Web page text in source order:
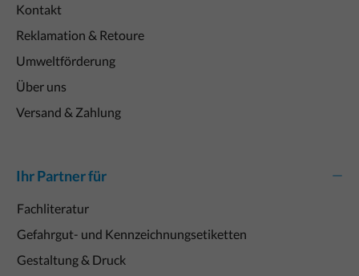
Kontakt
Reklamation & Retoure
Umweltförderung
Über uns
Versand & Zahlung
Ihr Partner für
Fachliteratur
Gefahrgut- und Kennzeichnungsetiketten
Gestaltung & Druck